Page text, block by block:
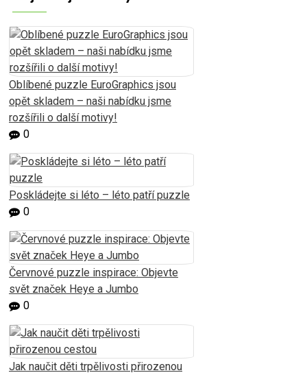
Oblíbené puzzle EuroGraphics jsou
opět skladem – naši nabídku jsme
rozšířili o další motivy!
0
Poskládejte si léto – léto patří puzzle
0
Červnové puzzle inspirace: Objevte
svět značek Heye a Jumbo
0
Jak naučit děti trpělivosti přirozenou